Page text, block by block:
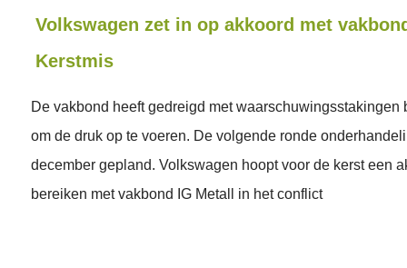
Volkswagen zet in op akkoord met
Kerstmis
De vakbond heeft gedreigd met waarschuwingsstakingen
om de druk op te voeren. De volgende ronde
december gepland. Volkswagen hoopt voor de kerst een
bereiken met vakbond IG Metall in het conflict